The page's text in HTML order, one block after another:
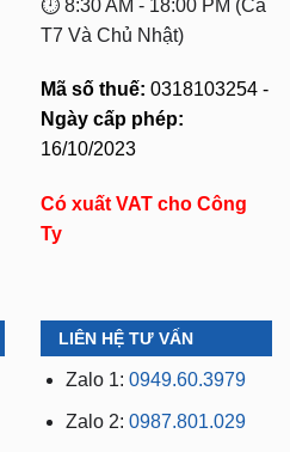
⏱️ 8:30 AM - 18:00 PM (Cả
T7 Và Chủ Nhật)
Mã số thuế: 0318103254 -
Ngày cấp phép:
16/10/2023
Có xuất VAT cho Công
Ty
LIÊN HỆ TƯ VẤN
Zalo 1: 0949.60.3979
Zalo 2: 0987.801.029